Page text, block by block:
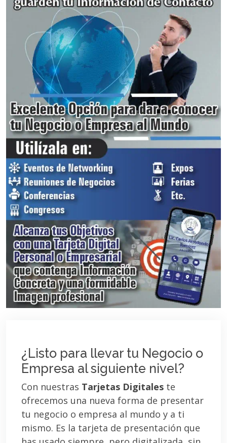
¿Listo para llevar tu Negocio o
Empresa al siguiente nivel?
Con nuestras Tarjetas Digitales te
ofrecemos una nueva forma de presentar
tu negocio o empresa al mundo y a ti
mismo. Es la tarjeta de presentación que